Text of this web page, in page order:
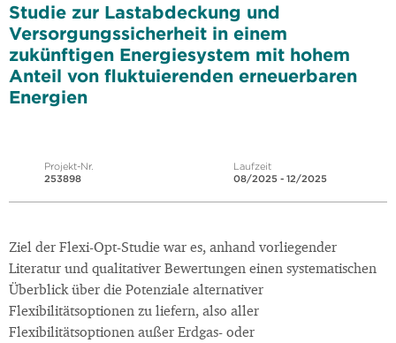
Studie zur Lastabdeckung und
Versorgungssicherheit in einem
zukünftigen Energiesystem mit hohem
Anteil von fluktuierenden erneuerbaren
Energien
Projekt-Nr.
253898
Laufzeit
08/2025 - 12/2025
Ziel der Flexi-Opt-Studie war es, anhand vorliegender
Literatur und qualitativer Bewertungen einen systematischen
Überblick über die Potenziale alternativer
Flexibilitätsoptionen zu liefern, also aller
Flexibilitätsoptionen außer Erdgas- oder